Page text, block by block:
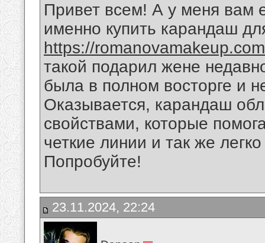
Привет всем! А у меня вам
именно купить карандаш
https://
такой подарил жене
была в полном восторге и
Оказывается, карандаш
свойствами, которые
четкие линии и так же
Попробуйте!
23.11.2024, 22:24